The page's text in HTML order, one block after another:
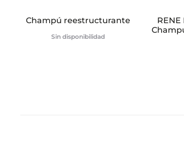
Champú reestructurante
Sin disponibilidad
RENE